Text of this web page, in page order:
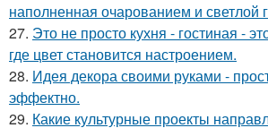
наполненная очарованием и светлой
27. Это не просто кухня - гостиная -
где цвет становится настроением.
28. Идея декора своими руками -
эффектно.
29. Какие культурные проекты